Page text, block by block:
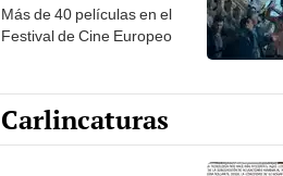
Más de 40 películas en el
Festival de Cine Europeo
Carlincaturas